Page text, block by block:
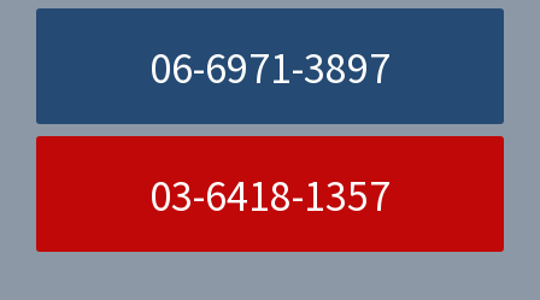
06-6971-3897
03-6418-1357